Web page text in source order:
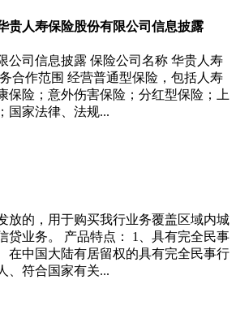
贵人寿保险股份有限公司信息披露
公司信息披露 保险公司名称 华贵人寿
合作范围 经营普通型保险，包括人寿
保险；意外伤害保险；分红型保险；上
国家法律、法规...
放的，用于购买我行业务覆盖区域内城
贷业务。 产品特点： 1、具有完全民事
在中国大陆有居留权的具有完全民事行
、符合国家有关...